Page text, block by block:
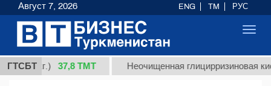
ГТСБТ
37,8 ТМТ Неочищенная глицирризиновая кислота
Август 7, 2026 ENG TM РУС